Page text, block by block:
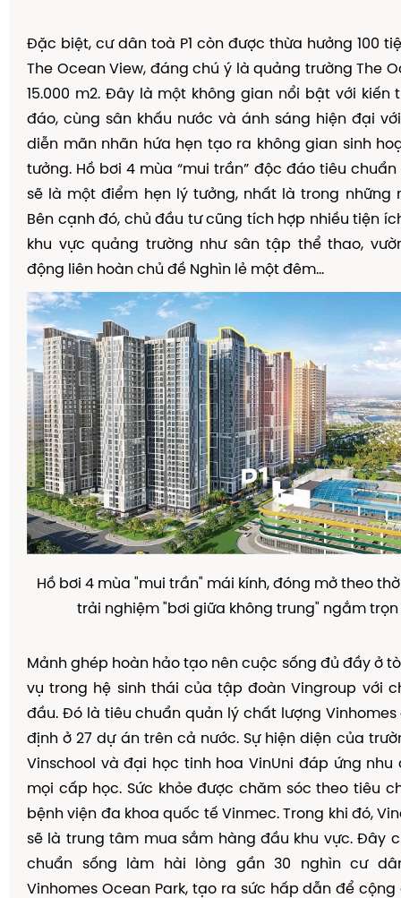
Đặc biệt, cưdân toà P1 còn được thừa hưởng 100 tiệ
The Ocean View, đáng chú ýl à quảng trường The
15.000 m2. Đây l à một không gian nổi bật với kiến
đáo, cùng sân khấu nước và ánh sáng hiện đại vớ
diễn mãn nhãn hứa hẹn tạo ra không gian sinh ho
tưởng. Hồ bơi 4 mùa“mui trần” độc đáo tiêu chuẩn
sẽ là mộtđiểm hẹn l ýtưởng, nhất là trong những
Bên cạnhđó, chủ đầu tưcũng tích hợp nhiều tiện í
khu vực quảng trường nhưsân tập thểthao, vườ
động liên hoàn chủ đề Nghìn l ẻ một đêm...
Hồbơi 4 mùa "mui trần" mái kính, đóng mởtheo thờ
trải nghiệm "bơi giữa không trung" ngắm trọ
Mảnh ghép hoàn hảo tạo nên cuộc sống đủ đầy ởtò
vụ trong hệ sinh thái của tậpđoàn Vingroup với
đầu. Đólà tiêu chuẩn quản lý chất l ượng Vinhomes
địnhở 27 dự án trên cả nước. Sựhiện diện của trườ
Vinschool và đại học tinh hoa VinUni đáp ứng nhu
mọi cấp học. Sức khỏeđược chăm sóc theo tiêu
bệnh viện đa khoa quốc tếVinmec. Trong khiđó,
sẽ là trung tâm mua sắm hàngđầu khu vực.Đây c
chuẩn sống l àm hài l òng gần 30 nghìn cưdâ
Vinhomes Ocean Park, tạo ra sức hấp dẫnđể cộng